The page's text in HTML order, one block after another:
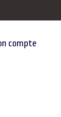
compte